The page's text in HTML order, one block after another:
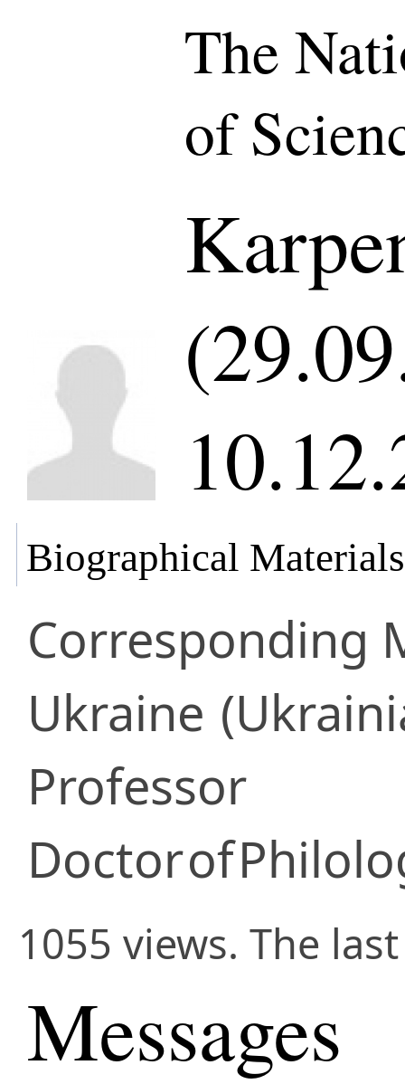
The
of
Biographical Materials
Corresponding
Ukraine
Professor
Doctorof
1055 views. The
Messages